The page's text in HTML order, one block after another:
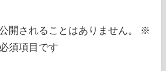
開されることはありません。
※
須項目です